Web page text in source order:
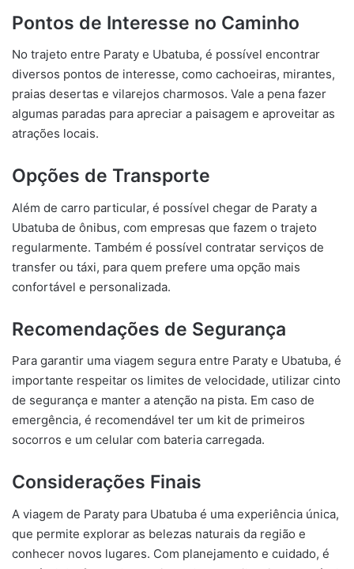
Pontos de Interesse no Caminho
No trajeto entre Paraty e Ubatuba, é possível encontrar
diversos pontos de interesse, como cachoeiras, mirantes,
praias desertas e vilarejos charmosos. Vale a pena fazer
algumas paradas para apreciar a paisagem e aproveitar as
atrações locais.
Opções de Transporte
Além de carro particular, é possível chegar de Paraty a
Ubatuba de ônibus, com empresas que fazem o trajeto
regularmente. Também é possível contratar serviços de
transfer ou táxi, para quem prefere uma opção mais
confortável e personalizada.
Recomendações de Segurança
Para garantir uma viagem segura entre Paraty e Ubatuba, é
importante respeitar os limites de velocidade, utilizar cinto
de segurança e manter a atenção na pista. Em caso de
emergência, é recomendável ter um kit de primeiros
socorros e um celular com bateria carregada.
Considerações Finais
A viagem de Paraty para Ubatuba é uma experiência única,
que permite explorar as belezas naturais da região e
conhecer novos lugares. Com planejamento e cuidado, é